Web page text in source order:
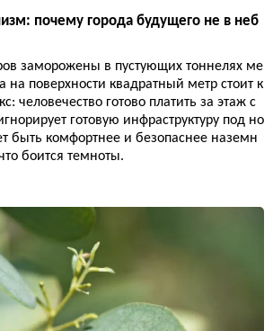
почему города будущего не в неб
заморожены в пустующих тоннелях ме
на поверхности квадратный метр стоит к
человечество готово платить за этаж с
готовую инфраструктуру под но
быть комфортнее и безопаснее наземн
боится темноты.